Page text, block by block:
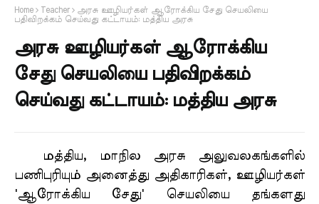
Home Teacher
அரசு ஊழியர்கள் ஆரோக்கிய சேது செயலியை
பதிவிறக்கம் செய்வது கட்டாயம்: மத்திய அரசு
அரசு ஊழியர்கள் ஆரோக்கிய
சேது செயலியை பதிவிறக்கம்
செய்வது கட்டாயம்: மத்திய அரசு
மத்திய, மாநில அரசு அலுவலகங்களில்
பணிபுரியும் அனைத்து அதிகாரிகள், ஊழியர்கள்
'ஆரோக்கிய சேது' செயலியை தங்களது